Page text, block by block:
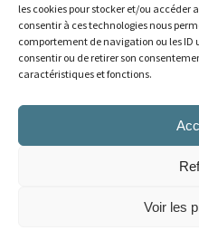
les cookies pour stocker et/ou accéder
consentir à ces technologies nous
comportement de navigation ou les ID
consentir ou de retirer son
caractéristiques et fonctions.
Voir les
Copyright 2026 © Tous droits réservés,